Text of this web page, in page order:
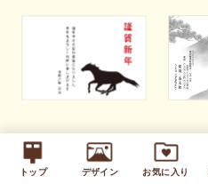
トップ デザイン お気に入り
キッズ